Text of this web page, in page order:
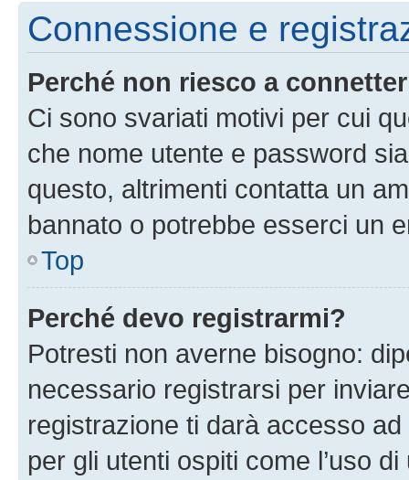
Connessione e
Perché non riesco a
Ci sono svariati motivi per cui
che nome utente e password
questo, altrimenti contatta un
bannato o potrebbe esserci un
Top
Perché devo registrarmi?
Potresti non averne bisogno:
necessario registrarsi per
registrazione ti darà accesso
per gli utenti ospiti come l’uso